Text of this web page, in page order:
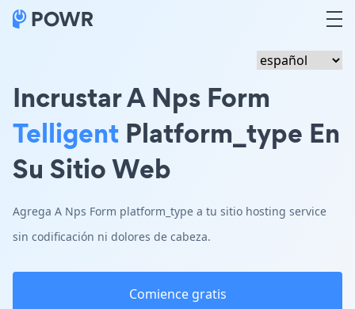
Incrustar A Nps Form
Telligent Platform_type En
Su Sitio Web
Agrega A Nps Form platform_type a tu sitio hosting service
sin codificación ni dolores de cabeza.
Comience gratis